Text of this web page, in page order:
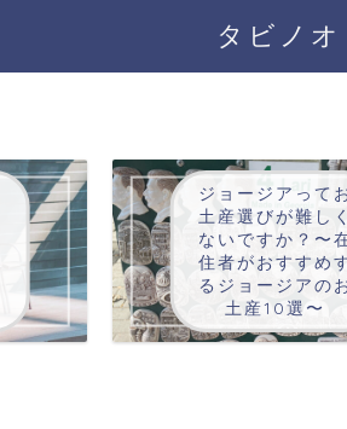
タビノ
ジョージアって
土産選びが難しく
ないですか？〜
住者がおすすめ
るジョージアの
土産10選〜